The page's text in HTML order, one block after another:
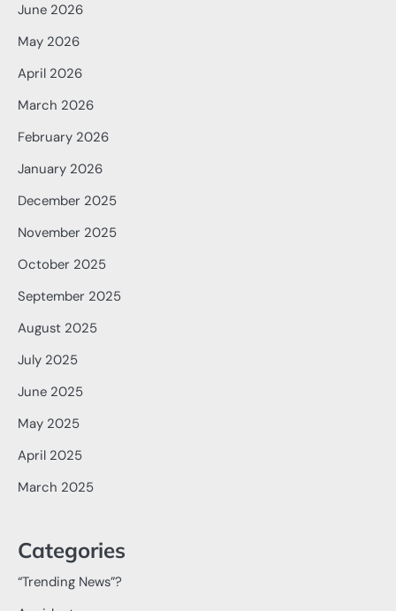
June 2026
May 2026
April 2026
March 2026
February 2026
January 2026
December 2025
November 2025
October 2025
September 2025
August 2025
July 2025
June 2025
May 2025
April 2025
March 2025
Categories
“Trending News”?